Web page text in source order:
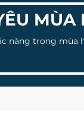
MÙA
nàng trong mùa